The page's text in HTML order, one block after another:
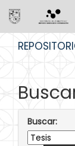
Buscar: